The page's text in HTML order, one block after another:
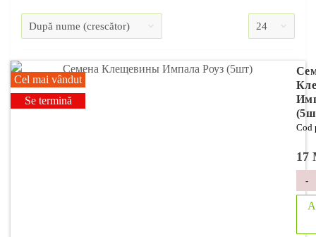
Cel mai vândut
Se termină
Cod
17
-